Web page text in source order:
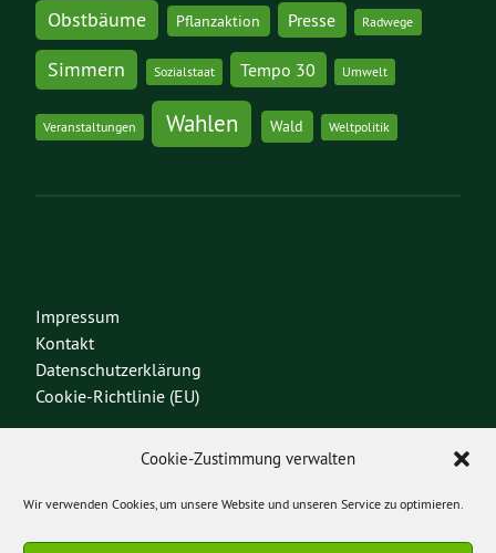
Cookie-Zustimmung verwalten
Wir verwenden Cookies, um unsere Website und unseren Service zu optimieren.
Obstbäume Pflanzaktion Presse Radwege
Simmern Sozialstaat Tempo 30 Umwelt
Veranstaltungen Wahlen Wald Weltpolitik
Impressum
Kontakt
Datenschutzerklärung
Cookie-Richtlinie (EU)
Heinrich Böll Stiftung RLP
GRÜNE Jugend RLP